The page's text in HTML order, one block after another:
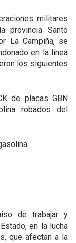
militares
provincia Santo
La Campiña, se
en la línea
los siguientes
de placas GBN
robados del
de trabajar y
en la lucha
que afectan a la